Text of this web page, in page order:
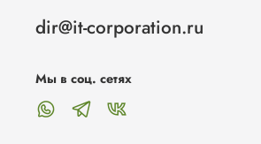
dir@it-corporation.ru
Мы в соц. сетях